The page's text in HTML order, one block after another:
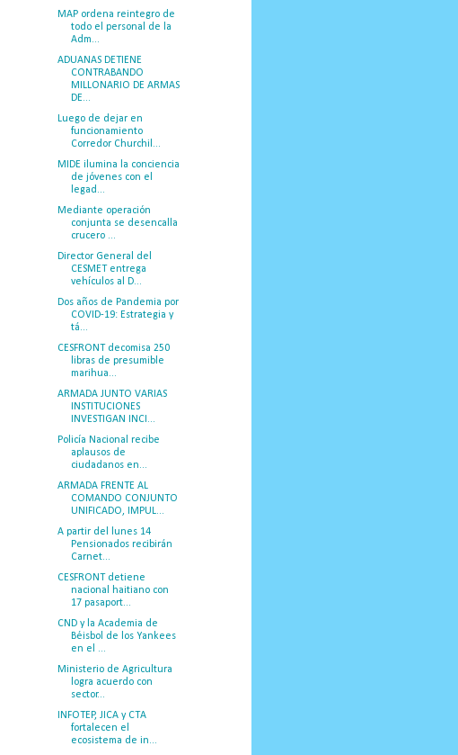
MAP ordena reintegro de
todo el personal de la
Adm...
ADUANAS DETIENE
CONTRABANDO
MILLONARIO DE ARMAS
DE...
Luego de dejar en
funcionamiento
Corredor Churchil...
MIDE ilumina la conciencia
de jóvenes con el
legad...
Mediante operación
conjunta se desencalla
crucero ...
Director General del
CESMET entrega
vehículos al D...
Dos años de Pandemia por
COVID-19: Estrategia y
tá...
CESFRONT decomisa 250
libras de presumible
marihua...
ARMADA JUNTO VARIAS
INSTITUCIONES
INVESTIGAN INCI...
Policía Nacional recibe
aplausos de
ciudadanos en...
ARMADA FRENTE AL
COMANDO CONJUNTO
UNIFICADO, IMPUL...
A partir del lunes 14
Pensionados recibirán
Carnet...
CESFRONT detiene
nacional haitiano con
17 pasaport...
CND y la Academia de
Béisbol de los Yankees
en el ...
Ministerio de Agricultura
logra acuerdo con
sector...
INFOTEP, JICA y CTA
fortalecen el
ecosistema de in...